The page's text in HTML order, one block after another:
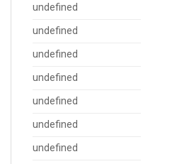
undefined
undefined
undefined
undefined
undefined
undefined
undefined